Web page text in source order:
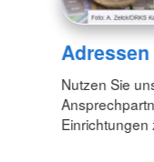
Adressen
Nutzen Sie
Einrichtungen